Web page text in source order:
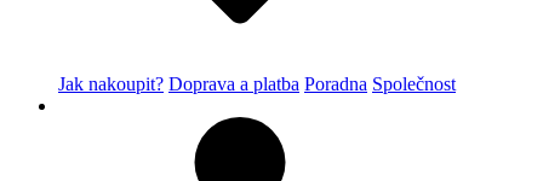
Jak nakoupit? Doprava a platba Poradna Společnost